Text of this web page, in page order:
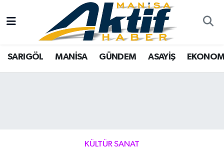
SARIGÖL MANİSA GÜNDEM ASAYİŞ
KÜLTÜR SANAT
Yazarlar
SARIGÖL
Türkiye
Manisa Nöbetçi Eczaneler
Süper Lig Puan Durumu ve Fikstür